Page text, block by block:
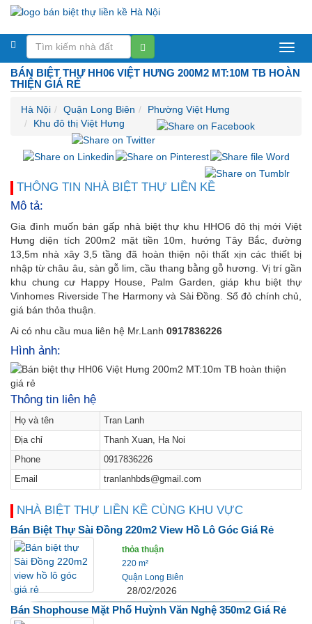
Biệt
thự
Hà
Nội
BÁN BIỆT THỰ HH06 VIỆT HƯNG 200M2 MT:10M TB HOÀN
THIỆN GIÁ RẺ
Hà Nội Quận Long Biên
Phường Việt Hưng
Khu đô thị Việt Hưng
THÔNG TIN NHÀ BIỆT THỰ LIỀN KỀ
Mô tả:
Gia đình muốn bán gấp nhà biệt thự khu HHO6 đô thị mới Việt
Hưng diện tích 200m2 mặt tiền 10m, hướng Tây Bắc, đường
13,5m nhà xây 3,5 tầng đã hoàn thiện nội thất xịn các thiết bị
nhập từ châu âu, sàn gỗ lim, cầu thang bằng gỗ hương. Vị trí gần
khu chung cư Happy House, Palm Garden, giáp khu biệt thự
Vinhomes Riverside The Harmony và Sài Đồng. Sổ đỏ chính chủ,
giá bán thỏa thuận.
Ai có nhu cầu mua liên hệ Mr.Lanh 0917836226
Hình ảnh:
Thông tin liên hệ
Họ và tên
Tran Lanh
Địa chỉ
Thanh Xuan, Ha Noi
Phone
0917836226
Email
tranlanhbds@gmail.com
NHÀ BIỆT THỰ LIỀN KỀ CÙNG KHU VỰC
Bán Biệt Thự Sài Đồng 220m2 View Hồ Lô Góc Giá Rẻ
thỏa thuận
220 m²
Quận Long Biên
28/02/2026
Bán Shophouse Mặt Phố Huỳnh Văn Nghệ 350m2 Giá Rẻ